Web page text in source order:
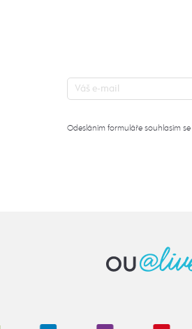
Odesláním formuláře souhlasím se